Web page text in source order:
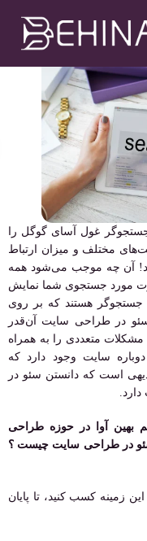
غول آسای گوگل را
مختلف و میزان ارتباط
آن چه موجب می‌شود همه
مورد جستجوی شما نمایش
جستجوگر هستند که بر روی
در طراحی سایت آن‌قدر
متعددی را به همراه
سایت وجود دارد که
است که دانستن سئو در
بهین آوا در حوزه طراحی
در طراحی سایت چیست ؟
زمینه کسب کنید، تا پایان